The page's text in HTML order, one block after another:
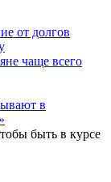
от долгов
чаще всего
в
быть в курсе